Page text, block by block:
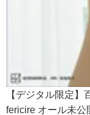
【デジタル限定
fericire オール未公